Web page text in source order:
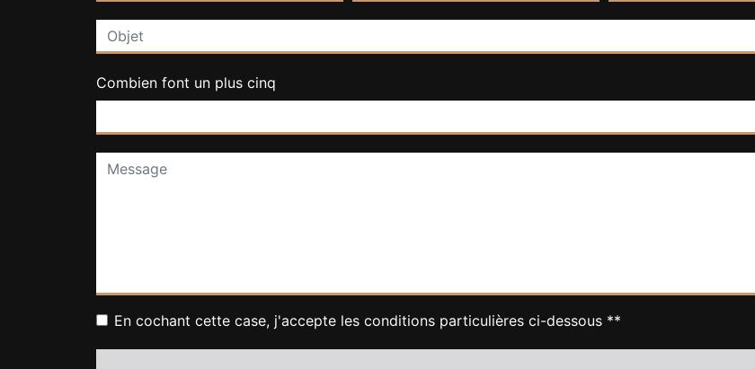
Combien font un plus cinq
En cochant cette case, j'accepte les conditions particulières ci-dessous **